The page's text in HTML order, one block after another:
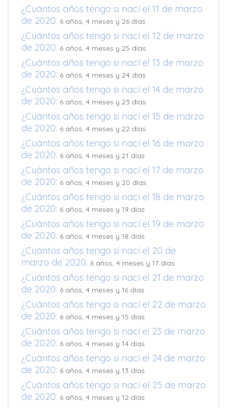
¿Cuántos años tengo si nací el 11 de marzo
de 2020: 6 años, 4 meses y 26 días
¿Cuántos años tengo si nací el 12 de marzo
de 2020: 6 años, 4 meses y 25 días
¿Cuántos años tengo si nací el 13 de marzo
de 2020: 6 años, 4 meses y 24 días
¿Cuántos años tengo si nací el 14 de marzo
de 2020: 6 años, 4 meses y 23 días
¿Cuántos años tengo si nací el 15 de marzo
de 2020: 6 años, 4 meses y 22 días
¿Cuántos años tengo si nací el 16 de marzo
de 2020: 6 años, 4 meses y 21 días
¿Cuántos años tengo si nací el 17 de marzo
de 2020: 6 años, 4 meses y 20 días
¿Cuántos años tengo si nací el 18 de marzo
de 2020: 6 años, 4 meses y 19 días
¿Cuántos años tengo si nací el 19 de marzo
de 2020: 6 años, 4 meses y 18 días
¿Cuántos años tengo si nací el 20 de
marzo de 2020: 6 años, 4 meses y 17 días
¿Cuántos años tengo si nací el 21 de marzo
de 2020: 6 años, 4 meses y 16 días
¿Cuántos años tengo si nací el 22 de marzo
de 2020: 6 años, 4 meses y 15 días
¿Cuántos años tengo si nací el 23 de marzo
de 2020: 6 años, 4 meses y 14 días
¿Cuántos años tengo si nací el 24 de marzo
de 2020: 6 años, 4 meses y 13 días
¿Cuántos años tengo si nací el 25 de marzo
de 2020: 6 años, 4 meses y 12 días